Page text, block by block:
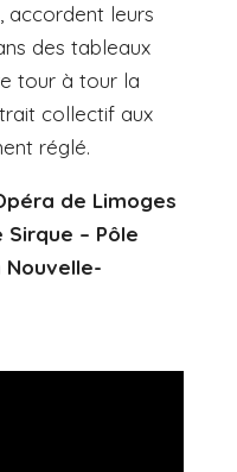
accordent leurs
des tableaux
tour à tour la
collectif aux
réglé.
de Limoges
– Pôle
Nouvelle-